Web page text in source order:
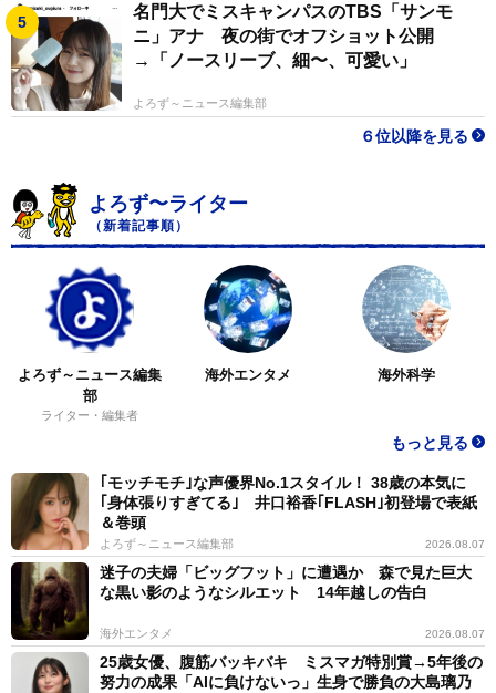
名門大でミスキャンパスのTBS「サンモ
ニ」アナ 夜の街でオフショット公開
→「ノースリーブ、細〜、可愛い」
よろず～ニュース編集部
６位以降を見る
よろず〜ライター
（新着記事順）
よろず～ニュース編集
部
ライター・編集者
海外エンタメ 海外科学
もっと見る
｢モッチモチ｣な声優界No.1スタイル！ 38歳の本気に
｢身体張りすぎてる｣ 井口裕香｢FLASH｣初登場で表紙
＆巻頭
よろず～ニュース編集部 2026.08.07
迷子の夫婦「ビッグフット」に遭遇か 森で見た巨大
な黒い影のようなシルエット 14年越しの告白
海外エンタメ 2026.08.07
25歳女優、腹筋バッキバキ ミスマガ特別賞→5年後の
努力の成果「AIに負けないっ」生身で勝負の大島璃乃